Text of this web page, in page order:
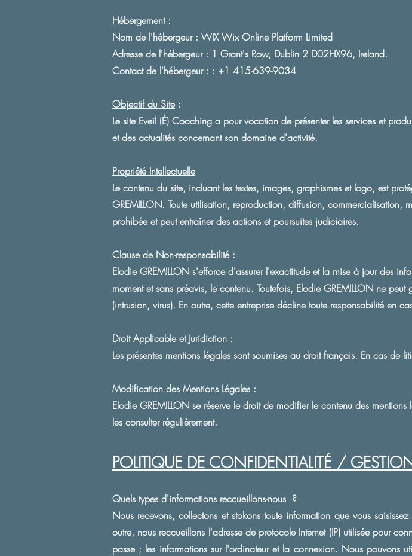
Hébergement :
Nom de l'hébergeur : WIX Wix Online Platform Limited
Adresse de l'hébergeur : 1 Grant's Row, Dublin 2 D02HX96, Ireland.
Contact de l'hébergeur : : +1 415-639-9034​
Objectif du Site:
Le site Eveil (É) Coaching a pour vocation de présenter les services et
et des actualités concernant son domaine d'activité.
Propriété Intellectuelle
Le contenu du site, incluant les textes, images, graphismes et logo, est
GREMILLON. Toute utilisation, reproduction, diffusion,
prohibée et peut entraîner des actions et poursuites judiciaires.
Clause de Non-responsabilité :
Elodie GREMILLON s'efforce d'assurer l'exactitude et la mise à jour des
moment et sans préavis, le contenu. Toutefois, Elodie GREMILLON ne
(intrusion, virus). En outre, cette entreprise décline toute responsabilité en
Droit Applicable et Juridiction :
Les présentes mentions légales sont soumises au droit français. En cas de
Modification des Mentions Légales :
Elodie GREMILLON se réserve le droit de modifier le contenu des
les consulter régulièrement.
POLITIQUE DE CONFIDENTIALITÉ /
Quels types d'informations reccueillons-nous ?
Nous recevons, collectons et stokons toute information que vous
outre, nous reccueillons l'adresse de protocole Internet (IP) utilisée pour
passe ; les informations sur l'ordinateur et la connexion. Nous pouvons